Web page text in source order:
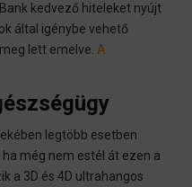
kedvező hiteleket nyújt
által igénybe vehető
lett emelve. A
legtöbb esetben
még nem estél át ezen a
a 3D és 4D ultrahangos